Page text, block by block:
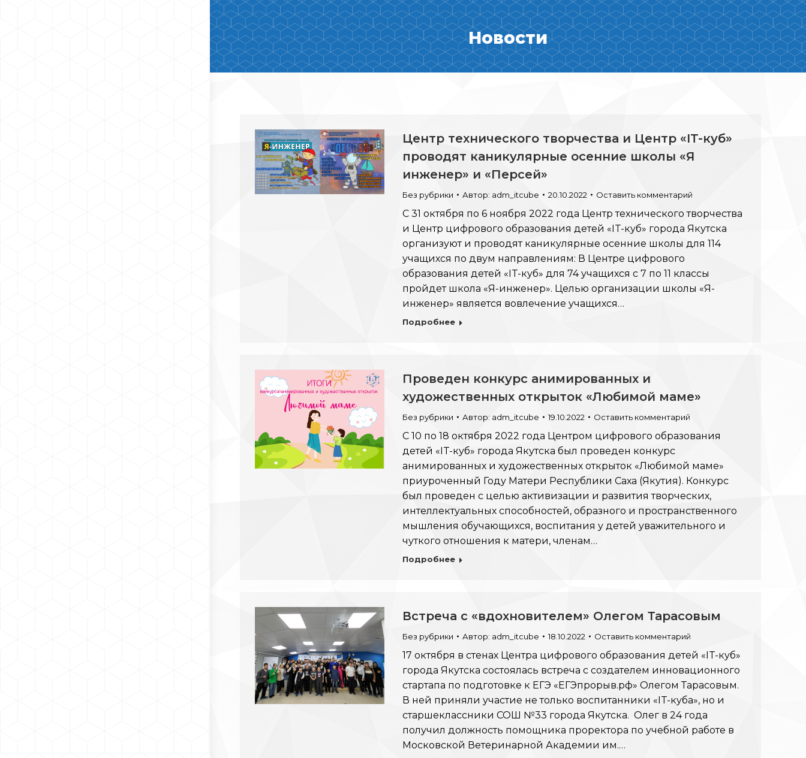
Новости
Центр технического творчества и Центр «IT-куб»
проводят каникулярные осенние школы «Я
инженер» и «Персей»
Без рубрики Автор: adm_itcube 20.10.2022 Оставить комментарий
С 31 октября по 6 ноября 2022 года Центр технического творчества
и Центр цифрового образования детей «IT-куб» города Якутска
организуют и проводят каникулярные осенние школы для 114
учащихся по двум направлениям: В Центре цифрового
образования детей «IT-куб» для 74 учащихся с 7 по 11 классы
пройдет школа «Я-инженер». Целью организации школы «Я-
инженер» является вовлечение учащихся…
Подробнее
Проведен конкурс анимированных и
художественных открыток «Любимой маме»
Без рубрики Автор: adm_itcube 19.10.2022 Оставить комментарий
С 10 по 18 октября 2022 года Центром цифрового образования
детей «IT-куб» города Якутска был проведен конкурс
анимированных и художественных открыток «Любимой маме»
приуроченный Году Матери Республики Саха (Якутия). Конкурс
был проведен с целью активизации и развития творческих,
интеллектуальных способностей, образного и пространственного
мышления обучающихся, воспитания у детей уважительного и
чуткого отношения к матери, членам…
Подробнее
Встреча с «вдохновителем» Олегом Тарасовым
Без рубрики Автор: adm_itcube 18.10.2022 Оставить комментарий
17 октября в стенах Центра цифрового образования детей «IT-куб»
города Якутска состоялась встреча с создателем инновационного
стартапа по подготовке к ЕГЭ «ЕГЭпрорыв.рф» Олегом Тарасовым.
В ней приняли участие не только воспитанники «IT-куба», но и
старшеклассники СОШ №33 города Якутска. Олег в 24 года
получил должность помощника проректора по учебной работе в
Московской Ветеринарной Академии им.…